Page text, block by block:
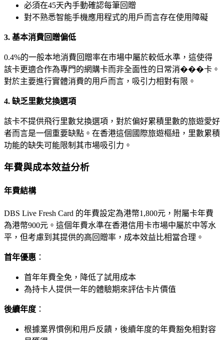
必須在45天內手動確認每筆回贈
對不熟悉智能手機應用程式的用戶而言存在使用障礙
3. 基本消費回贈偏低
0.4%的一般本地消費回贈率在市場中屬於較低水準，這使得
該卡更適合作為專門的網購卡而非全面性的日常消���卡。
對於主要進行實體消費的用戶而言，吸引力相對有限。
4. 缺乏里數兌換選項
該卡不提供飛行里數兌換選項，對於偏好累積里數的旅遊愛好
者而言是一個重要缺點。在香港這個國際旅遊樞紐，里數累積
功能的缺失可能限制其市場吸引力。
年費與成本效益分析
年費結構
DBS Live Fresh Card 的年費設定為港幣1,800元，附屬卡年費
為港幣900元。這個年費水準在香港信用卡市場中屬於中等水
平，但考慮到其提供的高回贈率，成本效益比相當合理。
首年優惠 ：
首年年費全免，降低了試用成本
為持卡人提供一年的體驗期來評估卡片價值
後續年度 ：
根據業界慣例和用戶反饋，後續年度的年費豁免相對容